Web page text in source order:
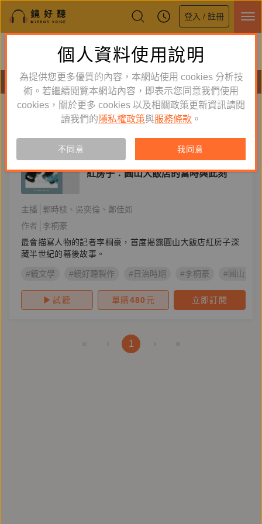
登入 / 註冊
鏡好聽全新APP上線
體驗全面升級，即刻下載
有聲書
2023台北國際書展大獎 新到舊 舊到新
有聲書
紅房子：圓山大飯店的當時與此刻
主播 郭時棣 吳奕倫
鄭佳如
作者
李桐豪
最會描寫人物的記者李桐豪，首度揭露圓山大飯店紅房子深
藏半世紀的幕後故事。
#鏡文學 #鏡好聽製作 #日治時期 #李桐豪 #圓山大
試聽 單購480 元 立即訂閱
« ‹ 1 › »
個人資料使用說明
為提供您更多優質的內容，本網站使用 cookies 分析技
術。若繼續閱覽本網站內容，即表示您同意我們使用
cookies，關於更多 cookies 以及相關政策更新資訊請閱
讀我們的 隱私權政策與服務條款 。
不同意 我同意